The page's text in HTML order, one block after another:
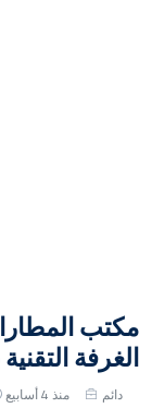
مكتب
الغرفة
دائم منذ 4 أسابيع